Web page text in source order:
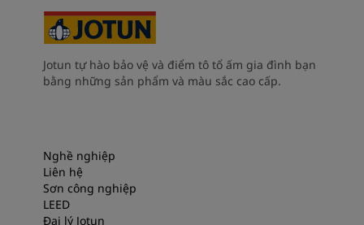
Jotun tự hào bảo vệ và điểm tô tổ ấm gia đình bạn
bằng những sản phẩm và màu sắc cao cấp.
Nghề nghiệp
Liên hệ
Sơn công nghiệp
LEED
Đại lý Jotun